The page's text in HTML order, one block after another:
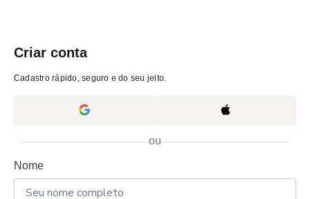
Criar conta
Cadastro rápido, seguro e do seu jeito.
ou
Nome